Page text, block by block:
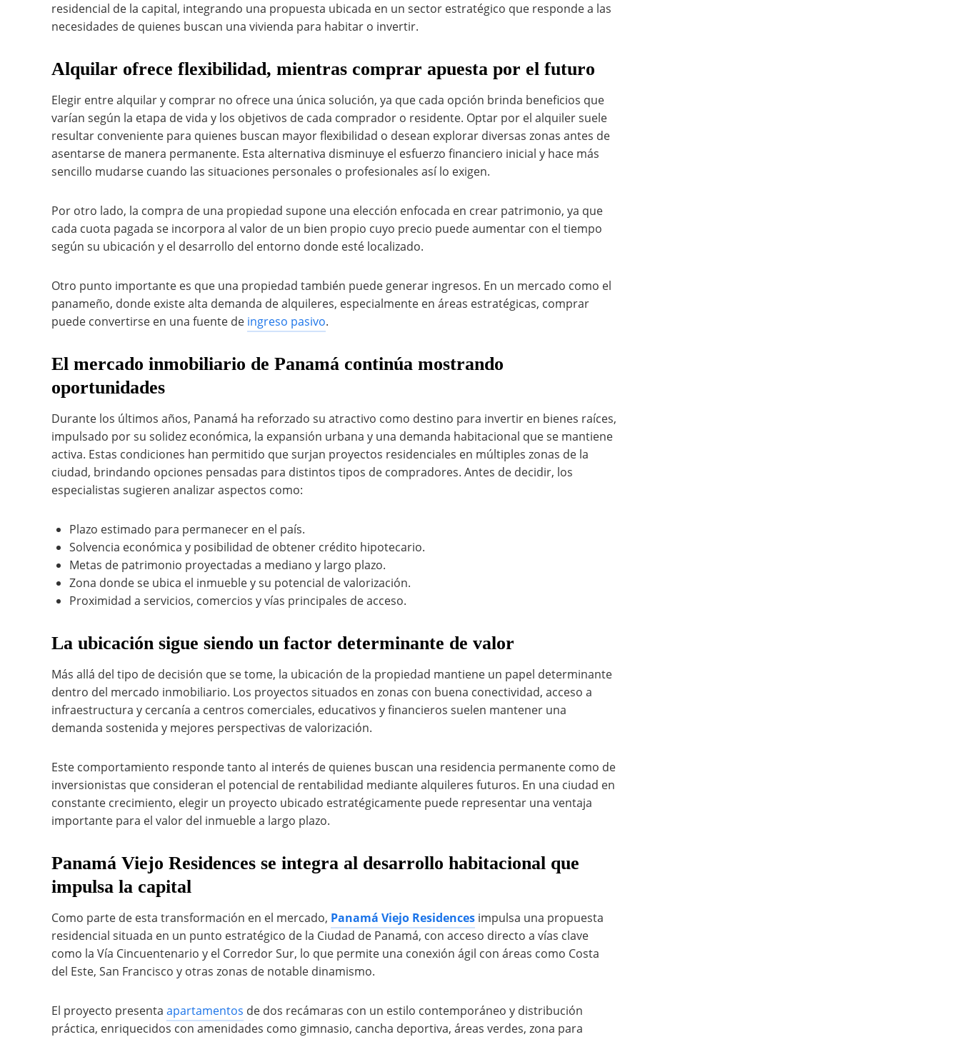
residencial de la capital, integrando una propuesta ubicada en un sector estratégico que responde a las
necesidades de quienes buscan una vivienda para habitar o invertir.
Alquilar ofrece flexibilidad, mientras comprar apuesta por el futuro
Elegir entre alquilar y comprar no ofrece una única solución, ya que cada opción brinda beneficios que
varían según la etapa de vida y los objetivos de cada comprador o residente. Optar por el alquiler suele
resultar conveniente para quienes buscan mayor flexibilidad o desean explorar diversas zonas antes de
asentarse de manera permanente. Esta alternativa disminuye el esfuerzo financiero inicial y hace más
sencillo mudarse cuando las situaciones personales o profesionales así lo exigen.
Por otro lado, la compra de una propiedad supone una elección enfocada en crear patrimonio, ya que
cada cuota pagada se incorpora al valor de un bien propio cuyo precio puede aumentar con el tiempo
según su ubicación y el desarrollo del entorno donde esté localizado.
Otro punto importante es que una propiedad también puede generar ingresos. En un mercado como el
panameño, donde existe alta demanda de alquileres, especialmente en áreas estratégicas, comprar
puede convertirse en una fuente de ingreso pasivo.
El mercado inmobiliario de Panamá continúa mostrando
oportunidades
Durante los últimos años, Panamá ha reforzado su atractivo como destino para invertir en bienes raíces,
impulsado por su solidez económica, la expansión urbana y una demanda habitacional que se mantiene
activa. Estas condiciones han permitido que surjan proyectos residenciales en múltiples zonas de la
ciudad, brindando opciones pensadas para distintos tipos de compradores. Antes de decidir, los
especialistas sugieren analizar aspectos como:
Plazo estimado para permanecer en el país.
Solvencia económica y posibilidad de obtener crédito hipotecario.
Metas de patrimonio proyectadas a mediano y largo plazo.
Zona donde se ubica el inmueble y su potencial de valorización.
Proximidad a servicios, comercios y vías principales de acceso.
La ubicación sigue siendo un factor determinante de valor
Más allá del tipo de decisión que se tome, la ubicación de la propiedad mantiene un papel determinante
dentro del mercado inmobiliario. Los proyectos situados en zonas con buena conectividad, acceso a
infraestructura y cercanía a centros comerciales, educativos y financieros suelen mantener una
demanda sostenida y mejores perspectivas de valorización.
Este comportamiento responde tanto al interés de quienes buscan una residencia permanente como de
inversionistas que consideran el potencial de rentabilidad mediante alquileres futuros. En una ciudad en
constante crecimiento, elegir un proyecto ubicado estratégicamente puede representar una ventaja
importante para el valor del inmueble a largo plazo.
Panamá Viejo Residences se integra al desarrollo habitacional que
impulsa la capital
Como parte de esta transformación en el mercado, Panamá Viejo Residences impulsa una propuesta
residencial situada en un punto estratégico de la Ciudad de Panamá, con acceso directo a vías clave
como la Vía Cincuentenario y el Corredor Sur, lo que permite una conexión ágil con áreas como Costa
del Este, San Francisco y otras zonas de notable dinamismo.
El proyecto presenta apartamentos de dos recámaras con un estilo contemporáneo y distribución
práctica, enriquecidos con amenidades como gimnasio, cancha deportiva, áreas verdes, zona para